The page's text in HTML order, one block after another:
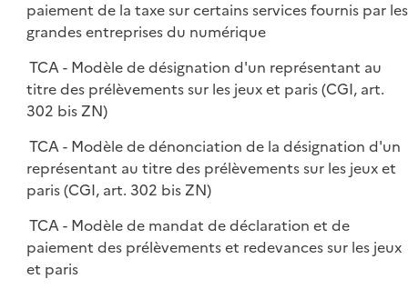
paiement de la taxe sur certains services fournis par les
grandes entreprises du numérique
TCA - Modèle de désignation d'un représentant au
titre des prélèvements sur les jeux et paris (CGI, art.
302 bis ZN)
TCA - Modèle de dénonciation de la désignation d'un
représentant au titre des prélèvements sur les jeux et
paris (CGI, art. 302 bis ZN)
TCA - Modèle de mandat de déclaration et de
paiement des prélèvements et redevances sur les jeux
et paris